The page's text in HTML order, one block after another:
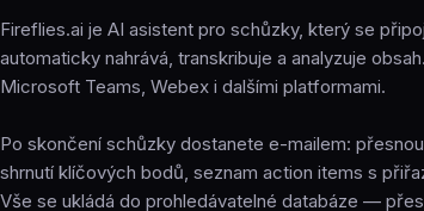
Fireflies.ai je AI asistent pro schůzky, který se
automaticky nahrává, transkribuje a analyzuje
Microsoft Teams, Webex i dalšími platformami.
Po skončení schůzky dostanete e-mailem:
shrnutí klíčových bodů, seznam action items s
Vše se ukládá do prohledávatelné databáze —